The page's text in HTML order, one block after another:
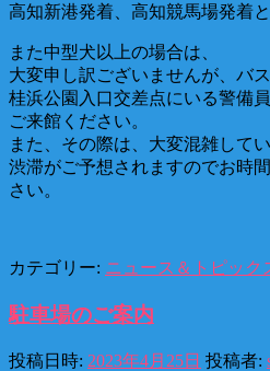
高知新港発着、高知競馬場発着
また中型犬以上の場合は、
大変申し訳ございませんが、バ
桂浜公園入口交差点にいる警備
ご来館ください。
また、その際は、大変混雑して
渋滞がご予想されますのでお時
さい。
カテゴリー: ニュース＆トピック
駐車場のご案内
投稿日時: 2023年4月25日 投稿者: